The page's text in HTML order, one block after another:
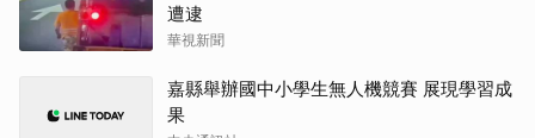
遭逮
華視新聞
嘉縣舉辦國中小學生無人機競賽 展現學習成
果